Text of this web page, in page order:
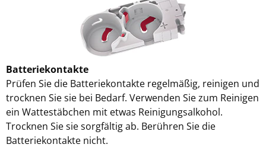
Batteriekontakte
Prüfen Sie die Batteriekontakte regelmäßig, reinigen und
trocknen Sie sie bei Bedarf. Verwenden Sie zum Reinigen
ein Wattestäbchen mit etwas Reinigungsalkohol.
Trocknen Sie sie sorgfältig ab. Berühren Sie die
Batteriekontakte nicht.